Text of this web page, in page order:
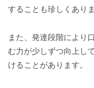
することも珍しくありま
また、発達段階により
む力が少しずつ向上し
けることがあります。